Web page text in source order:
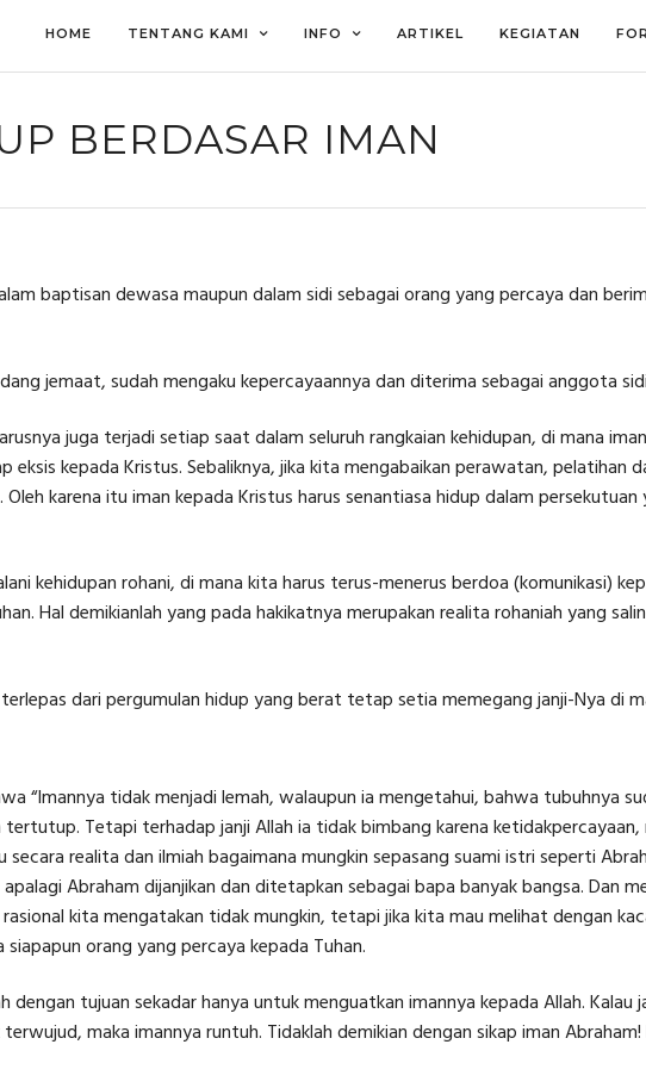
HOME TENTANG KAMI INFO ARTIKEL KEGIATAN
BERDASAR IMAN
baptisan dewasa maupun dalam sidi sebagai orang yang percaya dan
jemaat, sudah mengaku kepercayaannya dan diterima sebagai anggota
juga terjadi setiap saat dalam seluruh rangkaian kehidupan, di mana
kepada Kristus. Sebaliknya, jika kita mengabaikan perawatan, pelatihan
karena itu iman kepada Kristus harus senantiasa hidup dalam
kehidupan rohani, di mana kita harus terus-menerus berdoa (komunikasi)
Hal demikianlah yang pada hakikatnya merupakan realita rohaniah yang
dari pergumulan hidup yang berat tetap setia memegang janji-Nya di
“Imannya tidak menjadi lemah, walaupun ia mengetahui, bahwa tubuhnya
Tetapi terhadap janji Allah ia tidak bimbang karena
realita dan ilmiah bagaimana mungkin sepasang suami istri seperti
Abraham dijanjikan dan ditetapkan sebagai bapa banyak bangsa. Dan
kita mengatakan tidak mungkin, tetapi jika kita mau melihat dengan
orang yang percaya kepada Tuhan.
tujuan sekadar hanya untuk menguatkan imannya kepada Allah. Kalau
maka imannya runtuh. Tidaklah demikian dengan sikap iman